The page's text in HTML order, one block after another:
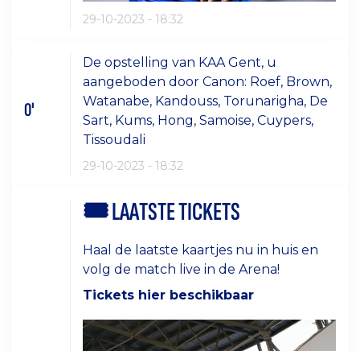
29-10-2023 - 18:32
0'
De opstelling van KAA Gent, u
aangeboden door Canon: Roef, Brown,
Watanabe, Kandouss, Torunarigha, De
Sart, Kums, Hong, Samoise, Cuypers,
Tissoudali
29-10-2023 - 18:32
🎟LAATSTE TICKETS
Haal de laatste kaartjes nu in huis en
volg de match live in de Arena!
Tickets hier beschikbaar